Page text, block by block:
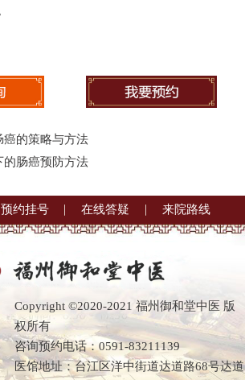
癌的策略与方法
的肠癌预防方法
预约挂号 在线答疑 来院路线
Copyright ©2020-2021 福州御和堂中医 版
权所有
咨询预约电话：0591-83211139
医馆地址：台江区洋中街道达道路68号达道